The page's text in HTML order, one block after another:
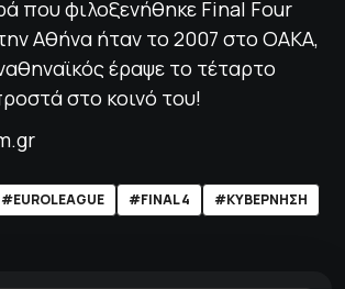
που φιλοξενήθηκε Final Four
Αθήνα ήταν το 2007 στο ΟΑΚΑ,
έραψε το τέταρτο
στο κοινό του!
#EUROLEAGUE #FINAL 4
#ΚΥΒΕΡΝΗΣΗ